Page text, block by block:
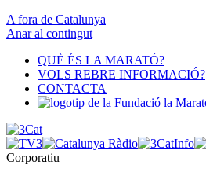
A fora de Catalunya
Anar al contingut
QUÈ ÉS LA MARATÓ?
VOLS REBRE INFORMACIÓ?
CONTACTA
Corporatiu